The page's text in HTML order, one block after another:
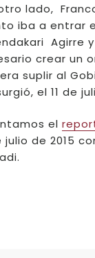
lado,
iba a entrar
Agirre
crear un
suplir al
el 11 de
el
julio de 2015